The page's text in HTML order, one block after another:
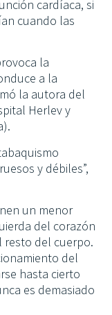
cardíaca, si
cuando las
la
a la
la autora del
Herlev y
y débiles”,
un menor
del corazón
resto del cuerpo.
del
hasta cierto
es demasiado